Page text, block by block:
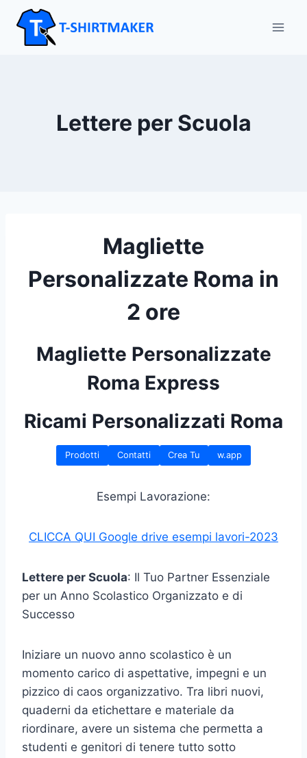
Salta
contenuto
Lettere per Scuola
Magliette
Personalizzate Roma in
2 ore
Magliette Personalizzate
Roma Express
Ricami Personalizzati Roma
Prodotti Contatti Crea Tu w.app
Esempi Lavorazione:
CLICCA QUI Google drive esempi lavori-2023
Lettere per Scuola: Il Tuo Partner Essenziale
per un Anno Scolastico Organizzato e di
Successo
Iniziare un nuovo anno scolastico è un
momento carico di aspettative, impegni e un
pizzico di caos organizzativo. Tra libri nuovi,
quaderni da etichettare e materiale da
riordinare, avere un sistema che permetta a
studenti e genitori di tenere tutto sotto